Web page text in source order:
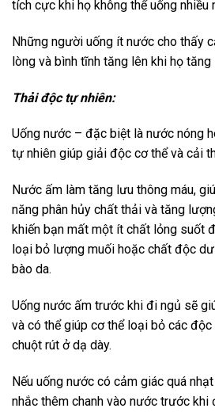
tích cực khi họ không thể uống nhiều
Những người uống ít nước cho thấy
lòng và bình tĩnh tăng lên khi họ
Thải độc tự nhiên:
Uống nước – đặc biệt là nước nóng
tự nhiên giúp giải độc cơ thể và cải
Nước ấm làm tăng lưu thông máu,
năng phân hủy chất thải và tăng
khiến bạn mất một ít chất lỏng suốt
loại bỏ lượng muối hoặc chất độc
bào da.
Uống nước ấm trước khi đi ngủ sẽ
và có thể giúp cơ thể loại bỏ các
chuột rút ở dạ dày.
Nếu uống nước có cảm giác quá
nhắc thêm chanh vào nước trước khi